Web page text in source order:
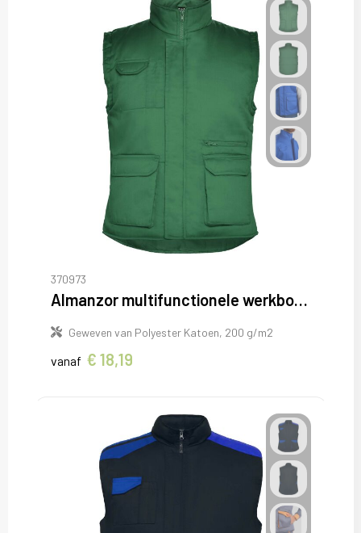
370973
Almanzor multifunctionele werkbodywarmer met hoge kraag
Geweven van Polyester Katoen, 200 g/m2
vanaf € 18,19